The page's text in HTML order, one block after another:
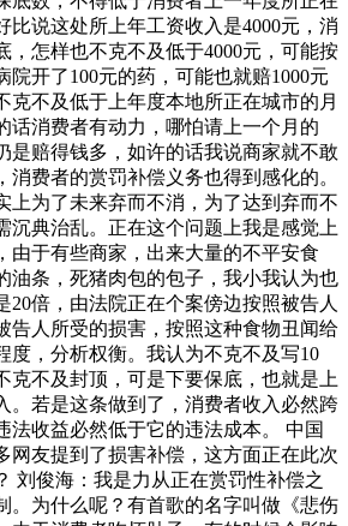
比说这处所上年工资收入是4000元，消
，怎样也不克不及低于4000元，可能按
院开了100元的药，可能也就赔1000元
克不及低于上年度本地所正在城市的月
话消费者有动力，哪怕请上一个月的
是赔得钱多，如许的话我说商家就不敢
消费者的赏罚补偿义务也得到感化的。
上为了未来弃而不消，为了达到弃而不
沉典治乱。正在这个问题上我是感觉上
由于有些商家，出来大量的不平安食
油条，死猪肉包的包子，我小我认为也
20倍，由法院正在个案傍边按照被告人
告人所受的损害，按照这种食物丑闻给
度，分析权衡。我认为不克不及写10
克不及封顶，可是下要保底，也就是上
。若是这条做到了，消费者收入必然跨
法收益必然低于它的违法成本。 中国
网友提到了损害补偿，这方面正在此次
刘俊海：我是力从正在赏罚性补偿之
。为什么呢？有首歌的名字叫做《悲伤